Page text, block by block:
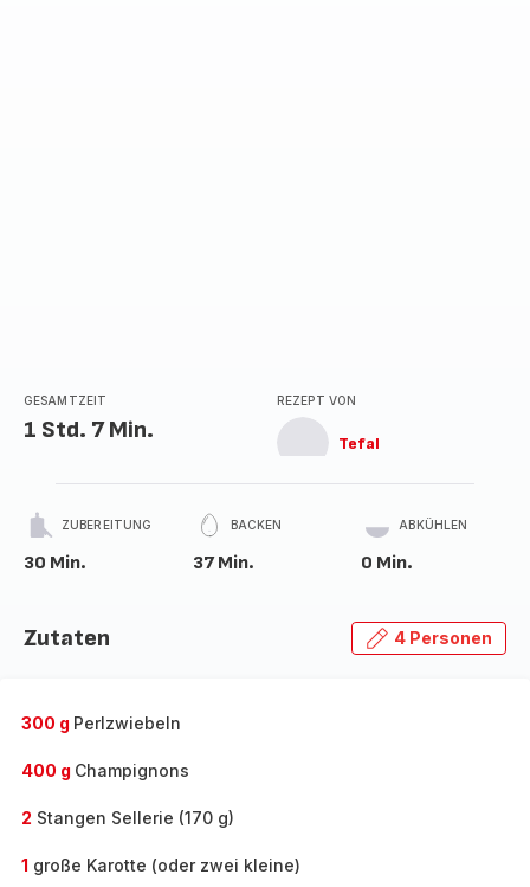
GESAMTZEIT
1 Std. 7 Min.
REZEPT VON
Tefal
ZUBEREITUNG
30 Min.
BACKEN
37 Min.
ABKÜHLEN
0 Min.
Zutaten 4 Personen
300 g Perlzwiebeln
400 g Champignons
2 Stangen Sellerie (170 g)
1 große Karotte (oder zwei kleine)